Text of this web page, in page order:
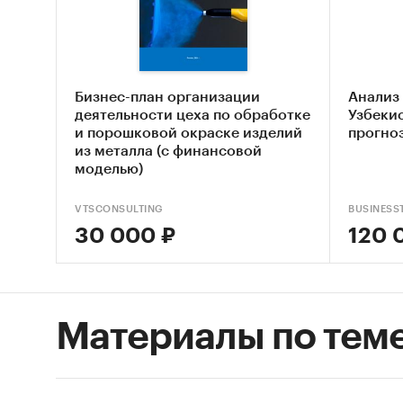
В
В
-
- high-
Бизнес-план организации
деятельности цеха по обработке
и порошковой окраске изделий
из металла (с финансовой
моделью)
VTSCONSULTING
30 000 ₽
Анализ
120
Материалы по